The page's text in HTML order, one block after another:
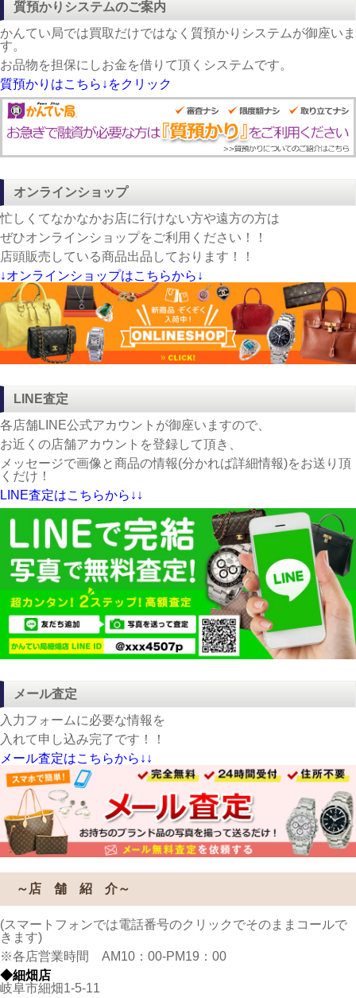
質預かりシステムのご案内
かんてい局では買取だけではなく質預かりシステムが御座いま
す。
お品物を担保にしお金を借りて頂くシステムです。
質預かりはこちら↓をクリック
オンラインショップ
忙しくてなかなかお店に行けない方や遠方の方は
ぜひオンラインショップをご利用ください！！
店頭販売している商品出品しております！！
↓オンラインショップはこちらから↓
LINE査定
各店舗LINE公式アカウントが御座いますので、
お近くの店舗アカウントを登録して頂き、
メッセージで画像と商品の情報(分かれば詳細情報)をお送り頂
くだけ！
LINE査定はこちらから↓↓
メール査定
入力フォームに必要な情報を
入れて申し込み完了です！！
メール査定はこちらから↓↓
～店 舗 紹 介～
(スマートフォンでは電話番号のクリックでそのままコールで
きます)
※各店営業時間 AM10：00-PM19：00
◆細畑店
岐阜市細畑1-5-11